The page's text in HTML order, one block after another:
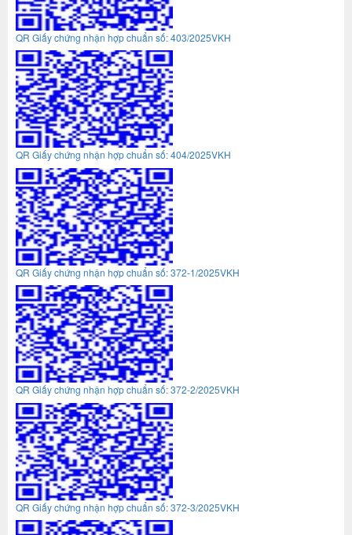
QR Giấy chứng nhận hợp chuẩn số: 403/2025VKH
QR Giấy chứng nhận hợp chuẩn số: 404/2025VKH
QR Giấy chứng nhận hợp chuẩn số: 372-1/2025VKH
QR Giấy chứng nhận hợp chuẩn số: 372-2/2025VKH
QR Giấy chứng nhận hợp chuẩn số: 372-3/2025VKH